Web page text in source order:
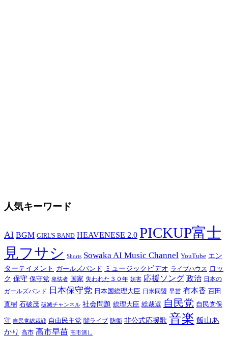
人気キーワード
AI BGM GIRL'S BAND HEAVENESE 2.0 PICKUP富士
見フサシ Shorts Sowaka AI Music Channel YouTube エン
ターテイメント ガールズバンド ミュージックビデオ ライブハウス ロッ
ク 保守 保守党 卑怯者 国家 失われた３０年 妨害 応援ソング 政治 日本の
ガールズバンド
日本保守党 日本国総理大臣 日米同盟 早苗 有本香 百田
直樹 石破茂 破滅チャンネル 社会問題 総理大臣 総裁選 自民党 自民党保
守 自民党総裁戦 自由民主党 闇ライブ 防衛 非公式応援歌 音楽 飯山あ
かり 高市 高市早苗 高市潰し